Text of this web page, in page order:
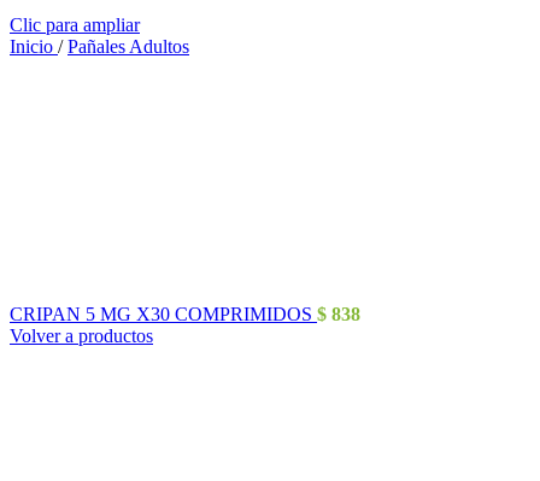
Clic para ampliar
Inicio / Pañales Adultos
CRIPAN 5 MG X30 COMPRIMIDOS $ 838
Volver a productos